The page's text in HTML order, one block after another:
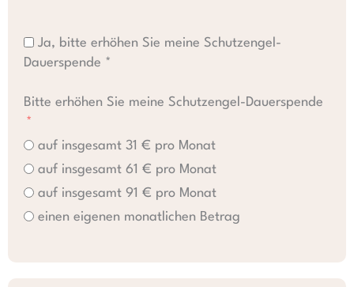
Ja, bitte erhöhen Sie meine Schutzengel-
Dauerspende *
Bitte erhöhen Sie meine Schutzengel-Dauerspende
auf insgesamt 31 € pro Monat
auf insgesamt 61 € pro Monat
auf insgesamt 91 € pro Monat
einen eigenen monatlichen Betrag